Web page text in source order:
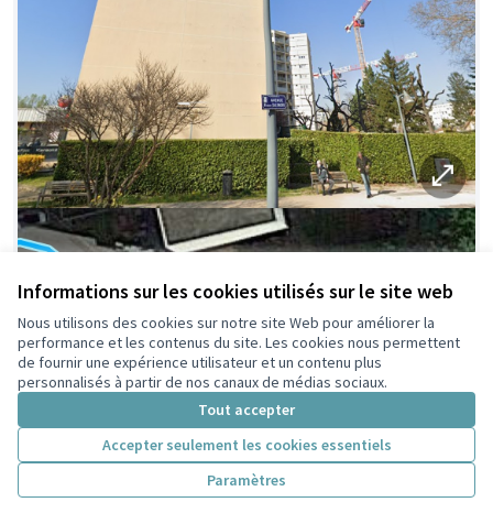
Informations sur les cookies utilisés sur le site web
Nous utilisons des cookies sur notre site Web pour améliorer la
performance et les contenus du site. Les cookies nous permettent
de fournir une expérience utilisateur et un contenu plus
personnalisés à partir de nos canaux de médias sociaux.
Tout accepter
Accepter seulement les cookies essentiels
Paramètres